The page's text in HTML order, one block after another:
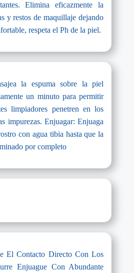
Elimina eficazmente la
y restos de maquillaje dejando
respeta el Ph de la piel.
la espuma sobre la piel
un minuto para permitir
limpiadores penetren en los
impurezas. Enjuagar: Enjuaga
con agua tibia hasta que la
por completo
El Contacto Directo Con Los
Enjuague Con Abundante